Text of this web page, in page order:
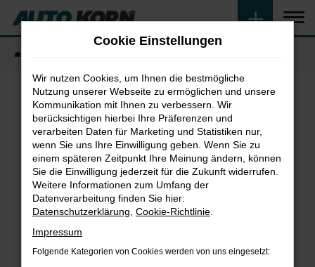
Zum
Hauptinhalt
Fehler: Network Error
Beim Laden ist ein Fehler aufgetreten.
Hier sind ein paar Tipps, die dir helfen können:
Überprüfe deine Firewall und deine
Internetverbindung.
Laden andere Webseiten, zum Beispiel deine
Suchmaschine?
Prüfe deine Browsererweiterungen.
Cookie Einstellungen
Wir nutzen Cookies, um Ihnen die bestmögliche
Nutzung unserer Webseite zu ermöglichen und unsere
Kommunikation mit Ihnen zu verbessern. Wir
berücksichtigen hierbei Ihre Präferenzen und
verarbeiten Daten für Marketing und Statistiken nur,
wenn Sie uns Ihre Einwilligung geben. Wenn Sie zu
einem späteren Zeitpunkt Ihre Meinung ändern, können
Sie die Einwilligung jederzeit für die Zukunft widerrufen.
Weitere Informationen zum Umfang der
Datenverarbeitung finden Sie hier:
Datenschutzerklärung Cookie-Richtlinie
Impressum
Folgende Kategorien von Cookies werden von uns eingesetzt: